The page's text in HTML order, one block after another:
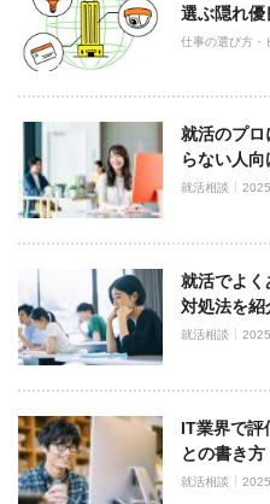
選ぶ隠れ優
仕事の選び方・
就活のプロ
らない人
就活相談
就活でよく
対処法を紹
就活相談
IT業界で評
との書き方
就活相談